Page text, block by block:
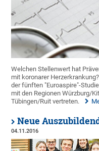
Welchen Stellenwert hat
mit koronarer
der fünften "Euroaspire"-
mit den Regionen Würzburg/
Tübingen/Ruit vertreten.
Neue
04.11.2016